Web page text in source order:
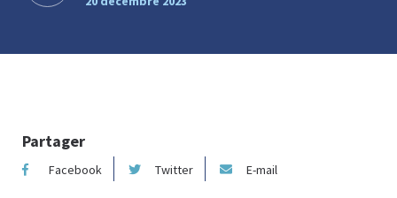
Partager
Facebook Twitter E-mail